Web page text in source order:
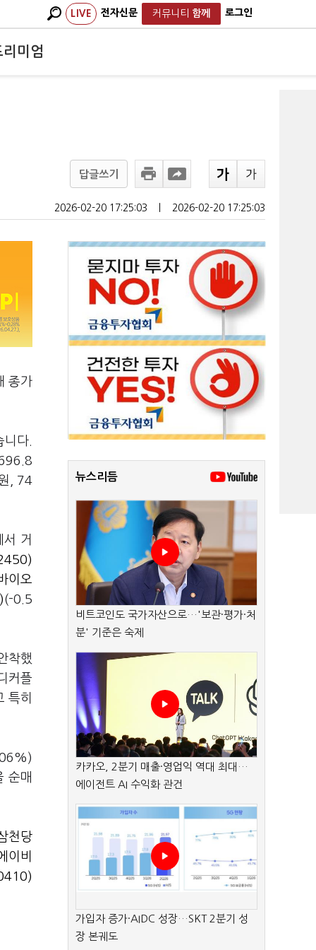
LIVE 전자신문 커뮤니티 함께 로그인
리미엄
답글쓰기
2026-02-20 17:25:03 2026-02-20 17:25:03
종가
다.
, 74
거
이오
(-0.5
착했
커플
특히
순매
천당
이비
뉴스리듬
비트코인도 국가자산으로…'보관·평가·처
분' 기준은 숙제
카카오, 2분기 매출·영업익 역대 최대…
에이전트 AI 수익화 관건
가입자 증가·AIDC 성장…SKT 2분기 성
장 본궤도